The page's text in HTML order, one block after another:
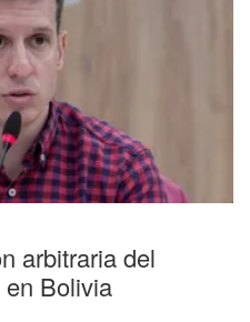
arbitraria del
Bolivia